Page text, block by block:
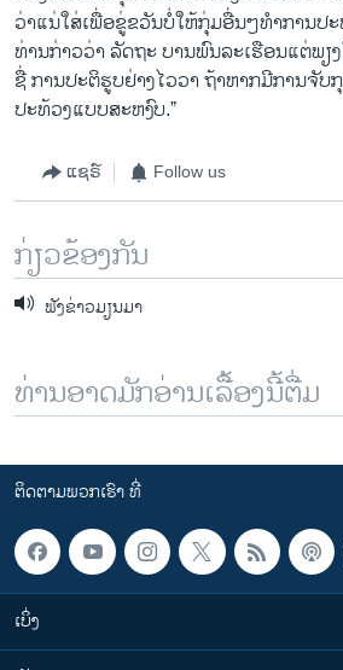
ວ່າແນ່ໃສ່​ເພື່ອ​ຂູ່​ຂວັນ​ບໍ່​ໃຫ້ກຸ່ມ​ອື່ນ​ໆ​ທໍາ​ການປ
ທ່ານກ່າວ​ວ່າ ລັດຖະ ບານພົນລະເຮືອນ​ແຕ່​ພຽ
ຊື່ ການ​ປະຕິ​ຮູບຢ່າງ​ໄວວາ ຖ້າ​ຫາກມີ​ການ​ຈັ
ປະ​ທ້ວງແບບສະຫງົບ.”
ແຊຣ໌ Follow us
ກ່ຽວຂ້ອງກັນ
ຟັງຂ່າວມຽນມາ
ທ່ານອາດມັກອ່ານເລື້ອງນີ້ຕື່ມ
ຕິດຕາມພວກເຮົາ ທີ່
ເບິ່ງ